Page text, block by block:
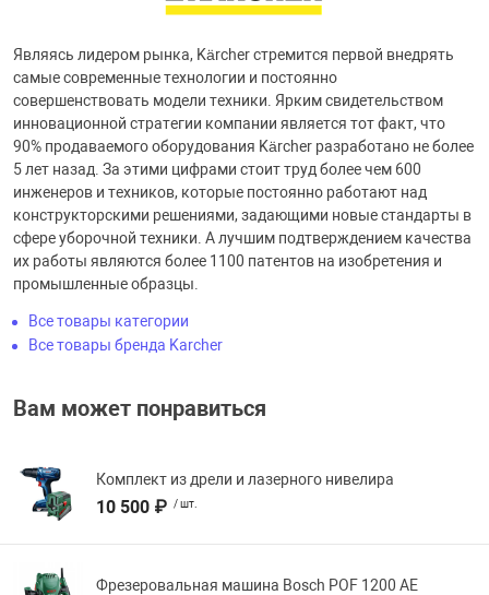
Являясь лидером рынка, Kärcher стремится первой внедрять
самые современные технологии и постоянно
совершенствовать модели техники. Ярким свидетельством
инновационной стратегии компании является тот факт, что
90% продаваемого оборудования Kärcher разработано не более
5 лет назад. За этими цифрами стоит труд более чем 600
инженеров и техников, которые постоянно работают над
конструкторскими решениями, задающими новые стандарты в
сфере уборочной техники. А лучшим подтверждением качества
их работы являются более 1100 патентов на изобретения и
промышленные образцы.
Все товары категории
Все товары бренда Karcher
Вам может понравиться
Комплект из дрели и лазерного нивелира
10 500 ₽ / шт.
Фрезеровальная машина Bosch POF 1200 AE